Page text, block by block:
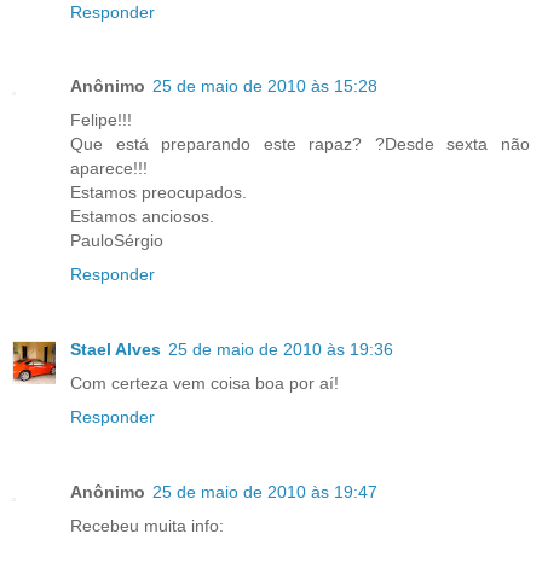
Responder
Anônimo 25 de maio de 2010 às 15:28
Felipe!!!
Que está preparando este rapaz? ?Desde sexta não
aparece!!!
Estamos preocupados.
Estamos anciosos.
PauloSérgio
Responder
Stael Alves 25 de maio de 2010 às 19:36
Com certeza vem coisa boa por aí!
Responder
Anônimo 25 de maio de 2010 às 19:47
Recebeu muita info: